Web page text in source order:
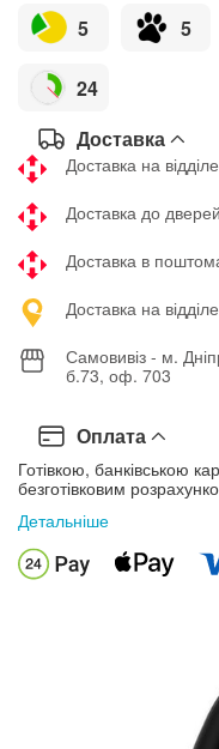
5 5
24
Доставка
Доставка на
Доставка до дверей
Доставка в
Доставка на
Самовивіз - м.
б.73, оф. 703
Оплата
Готівкою, банківською
безготівковим
Детальніше